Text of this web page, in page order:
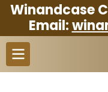
Winandcase
Email: